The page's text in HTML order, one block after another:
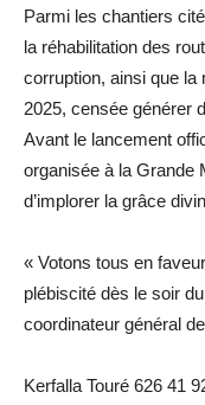
Parmi les chantiers
la réhabilitation des
corruption, ainsi que
2025, censée générer
Avant le lancement
organisée à la Grande
d’implorer la grâce
« Votons tous en
plébiscité dès le soir
coordinateur général
Kerfalla Touré 626 41